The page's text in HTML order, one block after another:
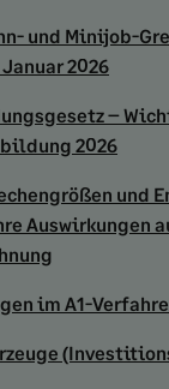
und Minijob-
2026
–
2026
und
Auswirkungen
im A1-